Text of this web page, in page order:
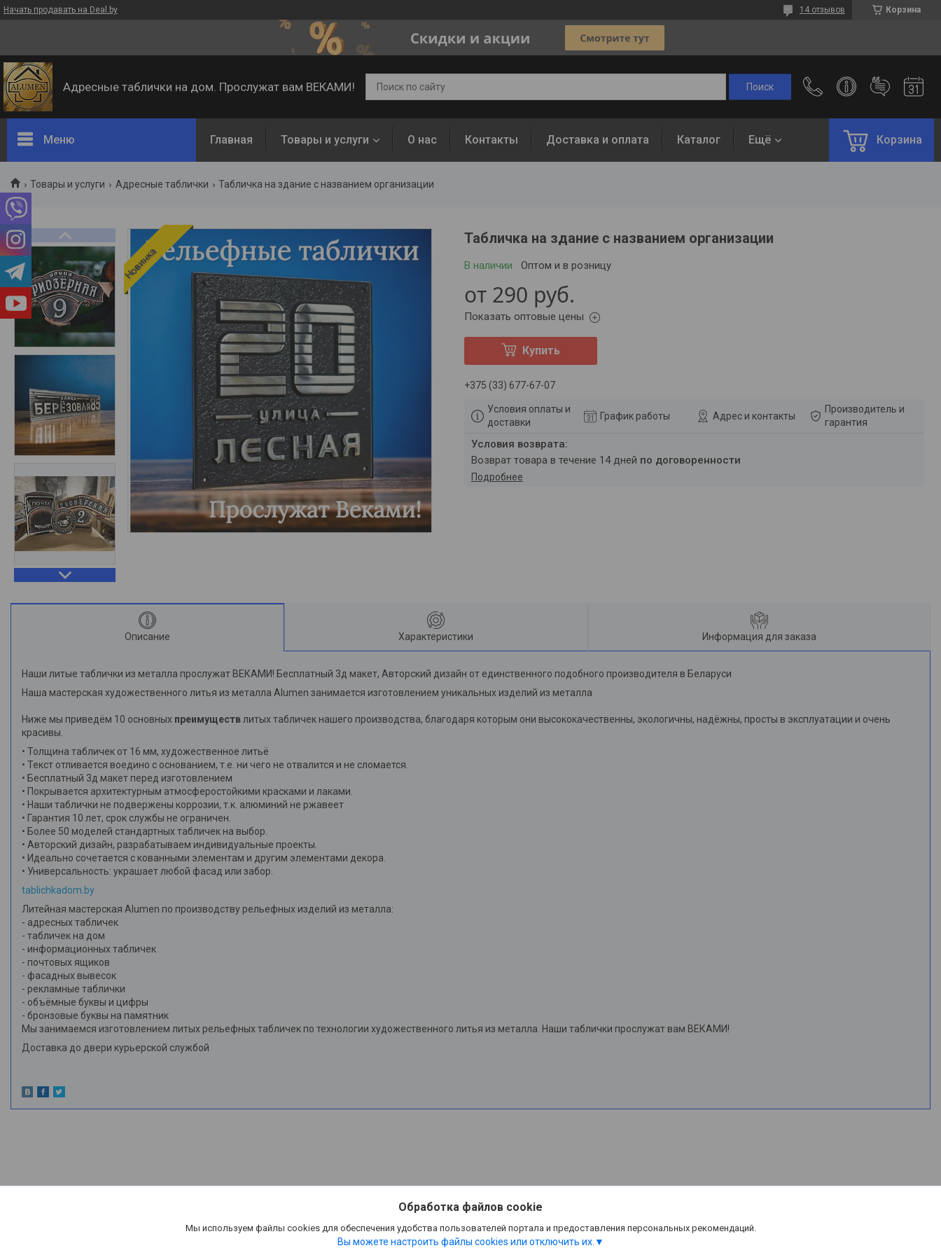
Начать продавать на Deal.by Корзина
14 отзывов
Адресные таблички на дом. Прослужат вам ВЕКАМИ!
Меню Главная Товары и услуги О нас Контакты Доставка и оплата Каталог Ещё Корзина
Товары и услуги Адресные таблички Табличка на здание с названием организации
Новинка
Табличка на здание с названием организации
В наличии Оптом и в розницу
от 290 руб.
Показать оптовые цены
Купить
+375 (33) 677-67-07
Условия оплаты и
доставки
График работы Адрес и контакты
Производитель и
гарантия
возврат товара в течение 14 дней по договоренности
Подробнее
Описание Характеристики Информация для заказа
Наши литые таблички из металла прослужат ВЕКАМИ! Бесплатный 3д макет, Авторский дизайн от единственного подобного производителя в Беларуси
Наша мастерская художественного литья из металла Alumen занимается изготовлением уникальных изделий из металла
Ниже мы приведём 10 основных преимуществ литых табличек нашего производства, благодаря которым они высококачественны, экологичны, надёжны, просты в эксплуатации и очень
красивы.
• Толщина табличек от 16 мм, художественное литьё
• Текст отливается воедино с основанием, т.е. ни чего не отвалится и не сломается.
• Бесплатный 3д макет перед изготовлением
• Покрывается архитектурным атмосферостойкими красками и лаками.
• Наши таблички не подвержены коррозии, т.к. алюминий не ржавеет
• Гарантия 10 лет, срок службы не ограничен.
• Более 50 моделей стандартных табличек на выбор.
• Авторский дизайн, разрабатываем индивидуальные проекты.
• Идеально сочетается с кованными элементам и другим элементами декора.
• Универсальность: украшает любой фасад или забор.
tablichkadom.by
Литейная мастерская Alumen по производству рельефных изделий из металла:
- адресных табличек
- табличек на дом
- информационных табличек
- почтовых ящиков
- фасадных вывесок
- рекламные таблички
- объёмные буквы и цифры
- бронзовые буквы на памятник
Мы занимаемся изготовлением литых рельефных табличек по технологии художественного литья из металла. Наши таблички прослужат вам ВЕКАМИ!
Доставка до двери курьерской службой
Обработка файлов cookie
Мы используем файлы cookies для обеспечения удобства пользователей портала и предоставления персональных рекомендаций.
Вы можете настроить файлы cookies или отключить их.